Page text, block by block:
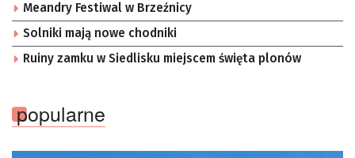
Meandry Festiwal w Brzeźnicy
Solniki mają nowe chodniki
Ruiny zamku w Siedlisku miejscem święta plonów
popularne